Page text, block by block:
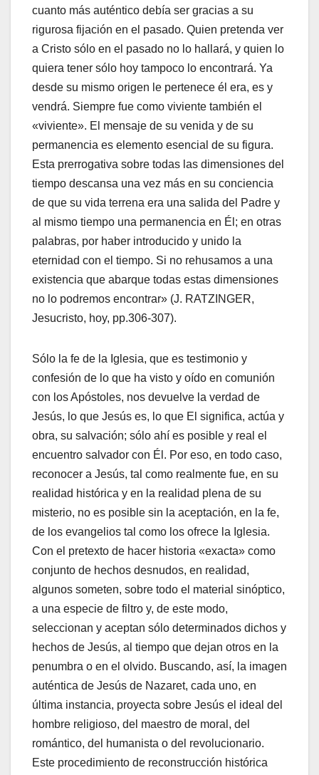
cuanto más auténtico debía ser gracias a su
rigurosa fijación en el pasado. Quien pretenda ver
a Cristo sólo en el pasado no lo hallará, y quien lo
quiera tener sólo hoy tampoco lo encontrará. Ya
desde su mismo origen le pertenece él era, es y
vendrá. Siempre fue como viviente también el
«viviente». El mensaje de su venida y de su
permanencia es elemento esencial de su figura.
Esta prerrogativa sobre todas las dimensiones del
tiempo descansa una vez más en su conciencia
de que su vida terrena era una salida del Padre y
al mismo tiempo una permanencia en Él; en otras
palabras, por haber introducido y unido la
eternidad con el tiempo. Si no rehusamos a una
existencia que abarque todas estas dimensiones
no lo podremos encontrar» (J. RATZINGER,
Jesucristo, hoy, pp.306-307).
Sólo la fe de la Iglesia, que es testimonio y
confesión de lo que ha visto y oído en comunión
con los Apóstoles, nos devuelve la verdad de
Jesús, lo que Jesús es, lo que El significa, actúa y
obra, su salvación; sólo ahí es posible y real el
encuentro salvador con Él. Por eso, en todo caso,
reconocer a Jesús, tal como realmente fue, en su
realidad histórica y en la realidad plena de su
misterio, no es posible sin la aceptación, en la fe,
de los evangelios tal como los ofrece la Iglesia.
Con el pretexto de hacer historia «exacta» como
conjunto de hechos desnudos, en realidad,
algunos someten, sobre todo el material sinóptico,
a una especie de filtro y, de este modo,
seleccionan y aceptan sólo determinados dichos y
hechos de Jesús, al tiempo que dejan otros en la
penumbra o en el olvido. Buscando, así, la imagen
auténtica de Jesús de Nazaret, cada uno, en
última instancia, proyecta sobre Jesús el ideal del
hombre religioso, del maestro de moral, del
romántico, del humanista o del revolucionario.
Este procedimiento de reconstrucción histórica